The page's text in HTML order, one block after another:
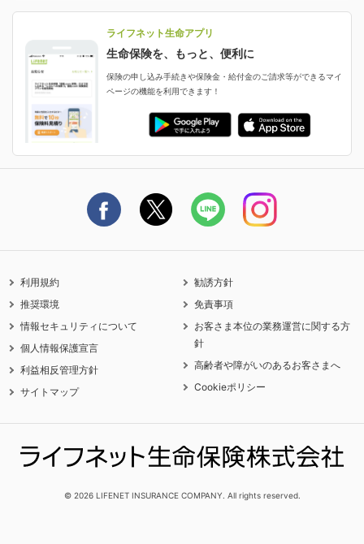
評判・口コミ
ご契約者さまに聞きました！
申し込みガイド
ご契約の流れと必要書類
保険料の支払い方法
認知症・MCIに備える
ご契約者さま向け各種お手続き・サービス
保険金・給付金のご請求
生命保険料控除に関するご案内
採用情報
生命保険マニフェスト
ライフネット生命のCMページ
ライフネット生命公式note
資料請求
ライフネット生命アプリ
生命保険を、もっと、便利に
保険の申し込み手続きや保険金・給付金のご請求等ができるマイ
ページの機能を利用できます！
利用規約
推奨環境
情報セキュリティについて
個人情報保護宣言
利益相反管理方針
サイトマップ
勧誘方針
免責事項
お客さま本位の業務運営に関する方
針
高齢者や障がいのあるお客さまへ
Cookieポリシー
© 2026 LIFENET INSURANCE COMPANY. All rights reserved.